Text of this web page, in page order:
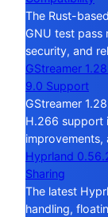
The Rust-
GNU test pass
security, and
GStreamer
9.0 Support
GStreamer
H.266 support
improvements,
Hyprland
Sharing
The latest
handling,